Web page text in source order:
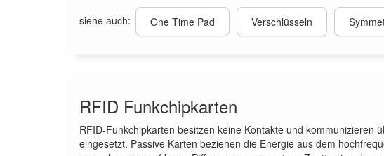
siehe auch: One Time Pad Verschlüsseln
RFID Funkchipkarten
RFID-Funkchipkarten besitzen keine Kontakte und kommunizieren
eingesetzt. Passive Karten beziehen die Energie aus dem